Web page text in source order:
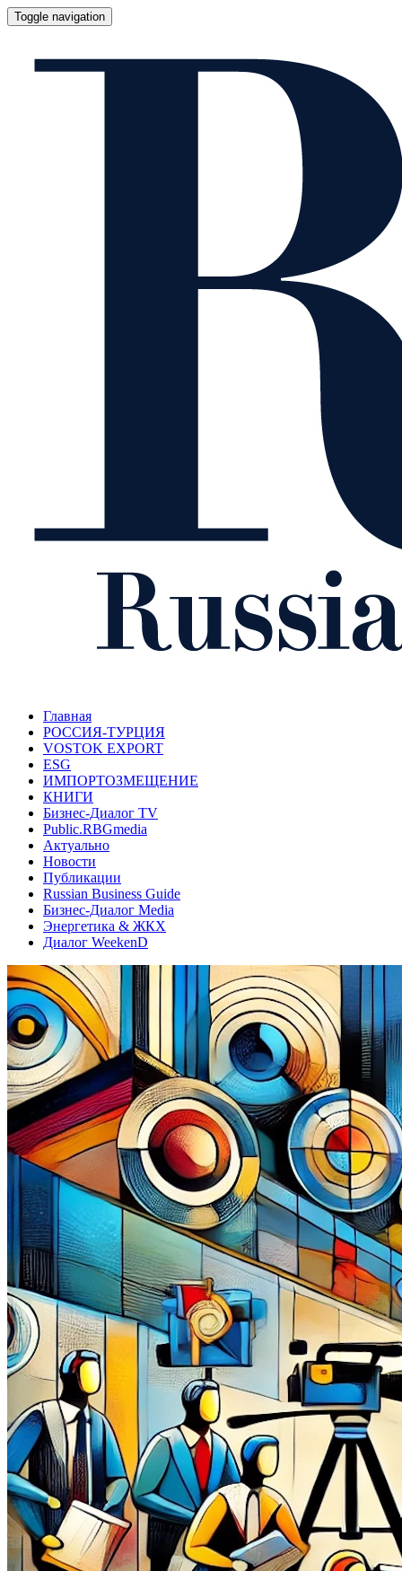
Toggle navigation
Главная
РОССИЯ-ТУРЦИЯ
VOSTOK EXPORT
ESG
ИМПОРТОЗМЕЩЕНИЕ
КНИГИ
Бизнес-Диалог TV
Public.RBGmedia
Актуально
Новости
Публикации
Russian Business Guide
Бизнес-Диалог Media
Энергетика & ЖКХ
Диалог WeekenD